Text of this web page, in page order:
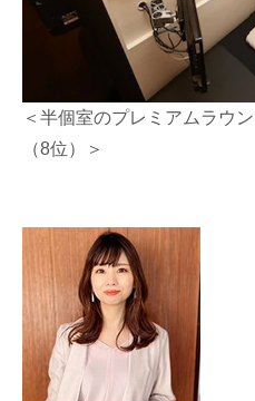
＜半個室のプレミアムラウ
（8位）＞